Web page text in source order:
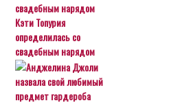
Кэти Топурия
определилась со
свадебным нарядом